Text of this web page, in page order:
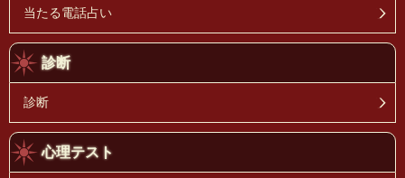
当たる電話占い
診断
診断
心理テスト